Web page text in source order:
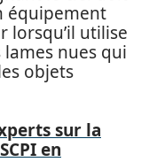
équipement
lorsqu’il utilise
lames nues qui
objets
sur la
en